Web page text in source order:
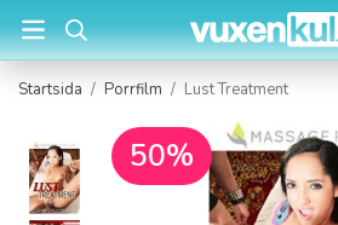
Startsida / Porrfilm / Lust Treatment
50%